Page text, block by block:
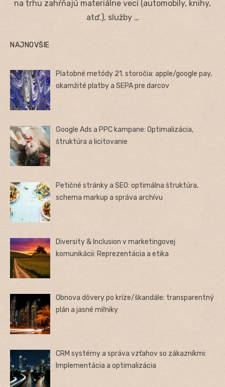
na trhu zahŕňajú materiálne veci (automobily, knihy,
atď.), služby …
NAJNOVŠIE
Platobné metódy 21. storočia: apple/google pay,
okamžité platby a SEPA pre darcov
Google Ads a PPC kampane: Optimalizácia,
štruktúra a licitovanie
Petičné stránky a SEO: optimálna štruktúra,
schema markup a správa archívu
Diversity & Inclusion v marketingovej
komunikácii: Reprezentácia a etika
Obnova dôvery po kríze/škandále: transparentný
plán a jasné míľniky
CRM systémy a správa vzťahov so zákazníkmi:
Implementácia a optimalizácia